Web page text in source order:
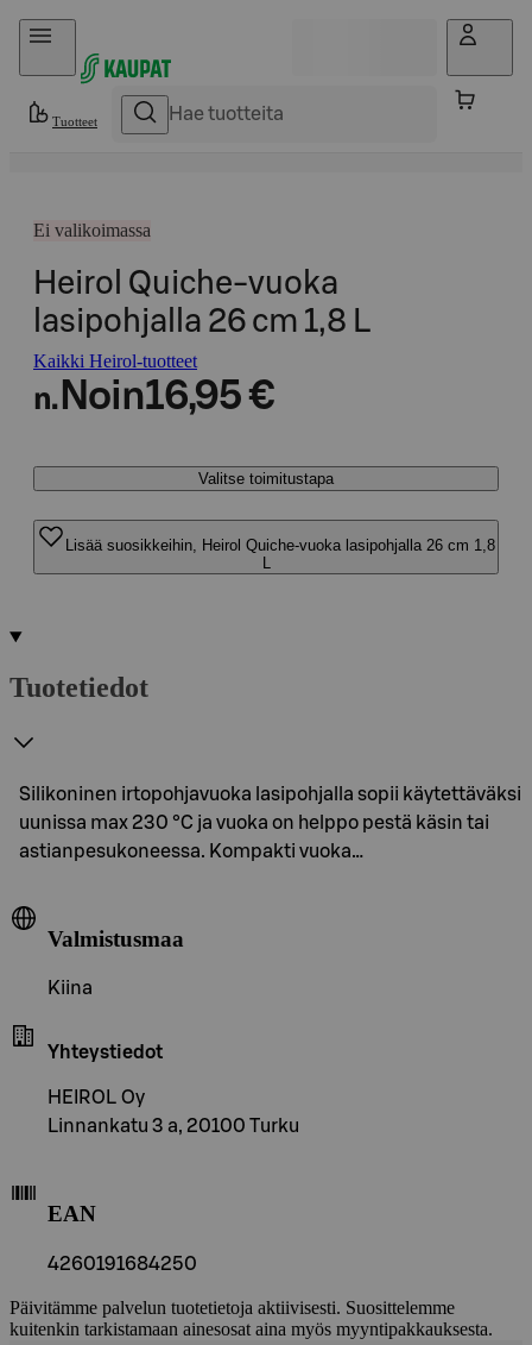
Hyppää sisältöön
Tuotteet
Ei valikoimassa
Heirol Quiche-vuoka
lasipohjalla 26 cm 1,8 L
Kaikki Heirol-tuotteet
n. Noin16,95 €
Valitse toimitustapa
Lisää suosikkeihin, Heirol Quiche-vuoka lasipohjalla 26 cm 1,8
L
Tuotetiedot
Silikoninen irtopohjavuoka lasipohjalla sopii käytettäväksi
uunissa max 230 °C ja vuoka on helppo pestä käsin tai
astianpesukoneessa. Kompakti vuoka…
Valmistusmaa
Kiina
Yhteystiedot
HEIROL Oy
Linnankatu 3 a, 20100 Turku
EAN
4260191684250
Päivitämme palvelun tuotetietoja aktiivisesti. Suosittelemme
kuitenkin tarkistamaan ainesosat aina myös myyntipakkauksesta.